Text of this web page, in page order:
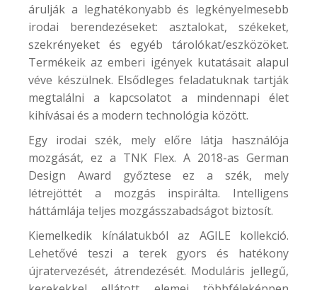
árulják a leghatékonyabb és legkényelmesebb
irodai berendezéseket: asztalokat, székeket,
szekrényeket és egyéb tárolókat/eszközöket.
Termékeik az emberi igények kutatásait alapul
véve készülnek. Elsődleges feladatuknak tartják
megtalálni a kapcsolatot a mindennapi élet
kihívásai és a modern technológia között.
Egy irodai szék, mely előre látja használója
mozgását, ez a TNK Flex. A 2018-as German
Design Award győztese ez a szék, mely
létrejöttét a mozgás inspirálta. Intelligens
háttámlája teljes mozgásszabadságot biztosít.
Kiemelkedik kínálatukból az AGILE kollekció.
Lehetővé teszi a terek gyors és hatékony
újratervezését, átrendezését. Moduláris jellegű,